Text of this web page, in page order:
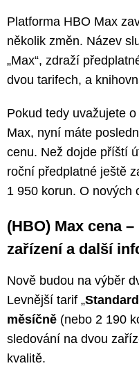
Platforma HBO Max
několik změn. Název
„Max“, zdraží
dvou tarifech, a
Pokud tedy uvažujete
Max, nyní máte
cenu. Než dojde příští
roční předplatné ještě
1 950 korun. O
(HBO) Max cena
zařízení a další
Nově budou na výběr
Levnější tarif „Standard
měsíčně (nebo 2 190
sledování na dvou
kvalitě.